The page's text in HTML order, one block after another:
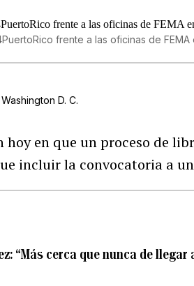
frente a las oficinas de FEMA
D. C.
en que un proceso de
incluir la convocatoria a
“Más cerca que nunca de llegar